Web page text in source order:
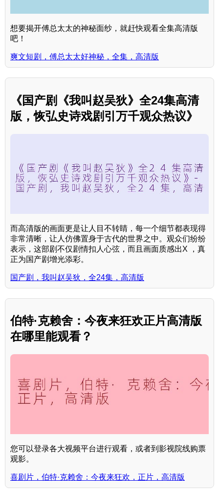
想要揭开傅总太太的神秘面纱，就赶快观看全集高清版
吧！
爽文短剧，傅总太太好神秘，全集，高清版
《国产剧《我叫赵吴狄》全24集高清
版，恢弘史诗戏剧引万千观众热议》
而高清版的画面更是让人目不转睛，每一个细节都表现得
非常清晰，让人仿佛置身于古代的世界之中。观众们纷纷
表示，这部剧不仅剧情扣人心弦，而且画面质感出X ，真
正为国产剧增光添彩。
国产剧，我叫赵吴狄，全24集，高清版
伯特·克赖舍：今夜来狂欢正片高清版
在哪里能观看？
您可以登录各大视频平台进行观看，或者到影视院线购票
观影。
喜剧片，伯特·克赖舍：今夜来狂欢，正片，高清版